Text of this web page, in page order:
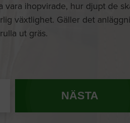
vara ihopvirade, hur djupt de
växtlighet. Gäller det
ut gräs.
NÄSTA